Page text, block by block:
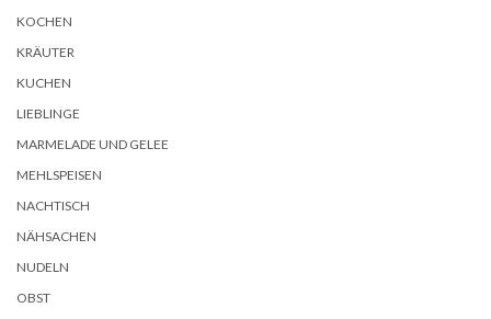
KOCHEN
KRÄUTER
KUCHEN
LIEBLINGE
MARMELADE UND GELEE
MEHLSPEISEN
NACHTISCH
NÄHSACHEN
NUDELN
OBST